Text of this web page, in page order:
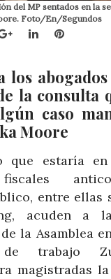
del MP sentados en la
Foto/En/Segundos
Google+LinkedInPinterest
los
la consulta
caso
Moore
que estaría
entre ellas
acuden a
la Asamblea
de trabajo
magistradas